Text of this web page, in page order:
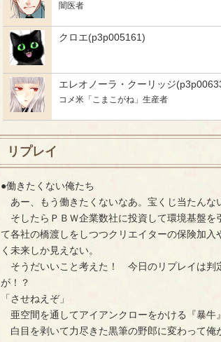
闇医者
クロエ(p3p005161)
エレオノーラ・クーリッジ
コメ米「こまこがね」生産者
リプレイ
●働きたくない俺たち
あー、もう働きたくないなあ。宝くじ当たんな
そしたらＰＢＷ企業数社に投資して環境基盤を
て各社の橋渡しをしつつクリエイターの保険加
く未来しか見えない。
そうだいいこと考えた！ 今日のリプレイは判
が！？
「させねえぞ」
亜空間を通してアイアンクローをかける『暴牛
白目を剥いて力尽きた黒筆の野郎に変わって俺